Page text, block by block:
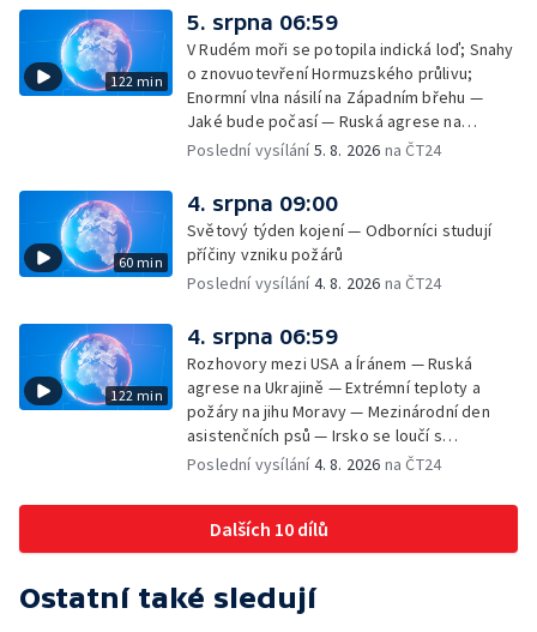
na dovolené v zahraničí; Platby a výběry na
dovolené v zahraničí — Těžba léčivé rašeliny
u Malé Morávky
122 min
5. srpna 06:59
V Rudém moři se potopila indická loď; Snahy
o znovuotevření Hormuzského průlivu;
Enormní vlna násilí na Západním břehu —
Jaké bude počasí — Ruská agrese na
Ukrajině — Vliv veder na lidské orgány — Při
— Třem obcím na Brněnsku dočasně došla
pitná voda — SP v orientačním běhu v Česku
— Horko a požáry sužují Evropu — Rybářský
příměstský tábor
Poslední vysílání5. 8. 2026 na ČT24
60 min
4. srpna 09:00
Světový týden kojení — Odborníci studují
příčiny vzniku požárů
Poslední vysílání4. 8. 2026 na ČT24
122 min
4. srpna 06:59
Rozhovory mezi USA a Íránem — Ruská
agrese na Ukrajině — Extrémní teploty a
požáry na jihu Moravy — Mezinárodní den
asistenčních psů — Irsko se loučí s
hudebníkem Glenem Hansardem
Poslední vysílání4. 8. 2026 na ČT24
Dalších 10 dílů
Ostatní také sledují